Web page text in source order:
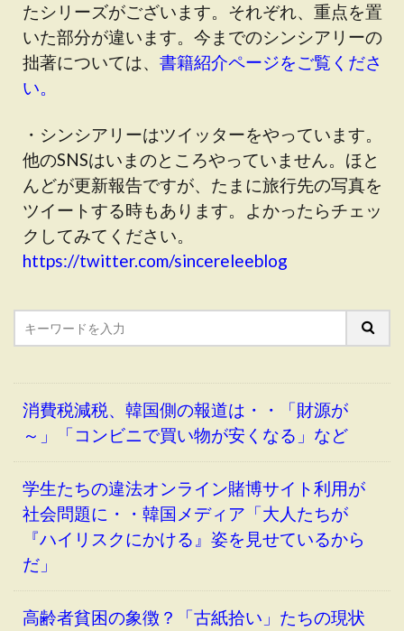
たシリーズがございます。それぞれ、重点を置
いた部分が違います。今までのシンシアリーの
拙著については、 書籍紹介ページをご覧くださ
い。
・シンシアリーはツイッターをやっています。
他のSNSはいまのところやっていません。ほと
んどが更新報告ですが、たまに旅行先の写真を
ツイートする時もあります。よかったらチェッ
クしてみてください。
https://twitter.com/sincereleeblog
消費税減税、韓国側の報道は・・「財源が
～」「コンビニで買い物が安くなる」など
学生たちの違法オンライン賭博サイト利用が
社会問題に・・韓国メディア「大人たちが
『ハイリスクにかける』姿を見せているから
だ」
高齢者貧困の象徴？「古紙拾い」たちの現状